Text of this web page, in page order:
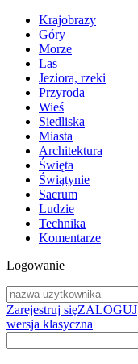
Krajobrazy
Góry
Morze
Las
Jeziora, rzeki
Przyroda
Wieś
Siedliska
Miasta
Architektura
Święta
Świątynie
Sacrum
Ludzie
Technika
Komentarze
Logowanie
Zarejestruj sięZALOGUJ
wersja klasyczna